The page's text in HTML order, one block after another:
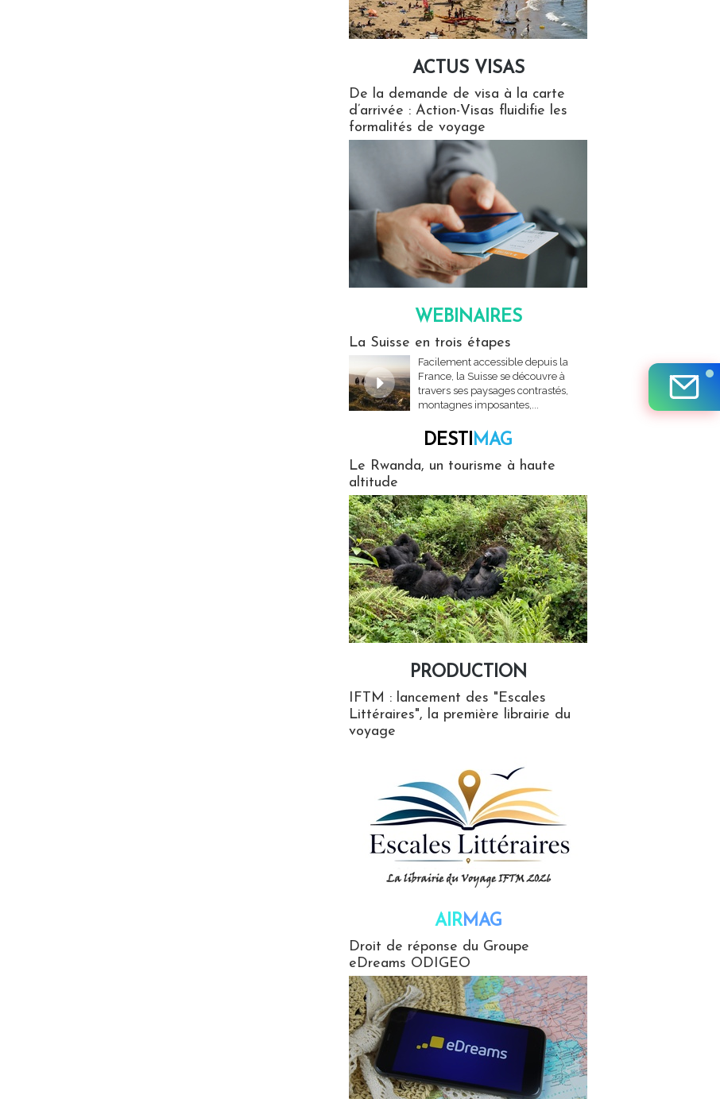
ACTUS VISAS
De la demande de visa à la carte
d’arrivée : Action-Visas fluidifie les
formalités de voyage
WEBINAIRES
La Suisse en trois étapes
Facilement accessible depuis la
France, la Suisse se découvre à
travers ses paysages contrastés,
montagnes imposantes,...
DESTIMAG
Le Rwanda, un tourisme à haute
altitude
PRODUCTION
IFTM : lancement des "Escales
Littéraires", la première librairie du
voyage
AIRMAG
Droit de réponse du Groupe
eDreams ODIGEO